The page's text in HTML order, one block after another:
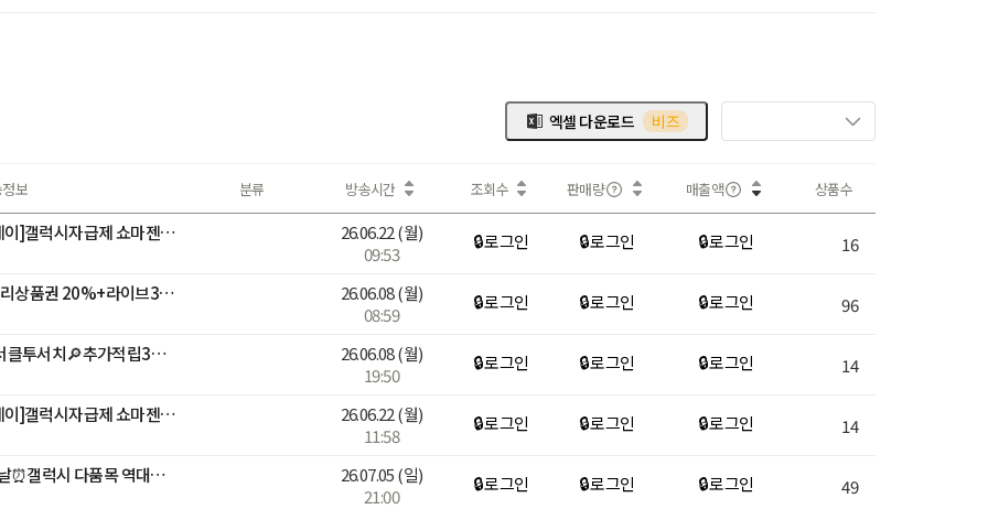
엑셀 다운로드 비즈
보 분류 방송시간 조회수 판매량 매출액 상품수
📱[디지털어워즈X멤버십데이]갤럭시자급제 쇼마젠시 역대급 추가적립 라이브 26.06.22(월)
09:53
🔒 로그인 🔒 로그인 🔒 로그인 16
갤럭시 총출동! 디지털 온누리상품권 20%+라이브3%적립+구매인증💙 26.06.08(월)
08:59
🔒 로그인 🔒 로그인 🔒 로그인 96
[N배송] 곽윤기 출연! S26 서클투서치🔎추가적립3%+N포인트추가증정 26.06.08(월)
19:50
🔒 로그인 🔒 로그인 🔒 로그인 14
📱[디지털어워즈X멤버십데이]갤럭시자급제 쇼마젠시 역대급 추가적립 라이브 26.06.22(월)
11:58
🔒 로그인 🔒 로그인 🔒 로그인 14
삼성 감사 페스티벌 마지막날⏰갤럭시 다품목 역대급 혜택 26.07.05(일)
21:00
🔒 로그인 🔒 로그인 🔒 로그인 49